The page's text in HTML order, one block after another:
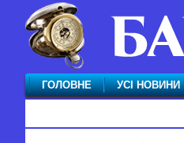
ГОЛОВНЕ УСІ НОВИНИ